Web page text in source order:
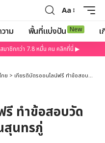
Aa
าม พื้นที่แบ่งปัน New
มาชิกกว่า 7.8 หมื่น คน คลิกที่นี่ ▶
ทย > เกียรติบัตรออนไลน์ฟรี ทำข้อสอบวัดระดับความรู้ เรื่อง วันสุนทรภู่
รี ทำข้อสอบวัด
สุนทรภู่